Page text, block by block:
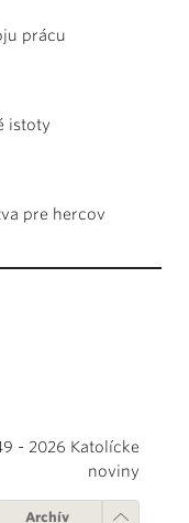
prácu
istoty
pre hercov
- 2026 Katolícke
noviny
Archív